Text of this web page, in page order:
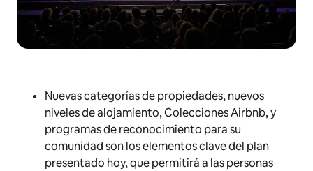
Nuevas categorías de propiedades, nuevos
niveles de alojamiento, Colecciones Airbnb, y
programas de reconocimiento para su
comunidad son los elementos clave del plan
presentado hoy, que permitirá a las personas